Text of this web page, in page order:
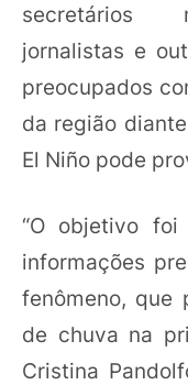
secretários
jornalistas e
preocupados
da região
El Niño pode
“O objetivo
informações
fenômeno, que
de chuva na
Cristina